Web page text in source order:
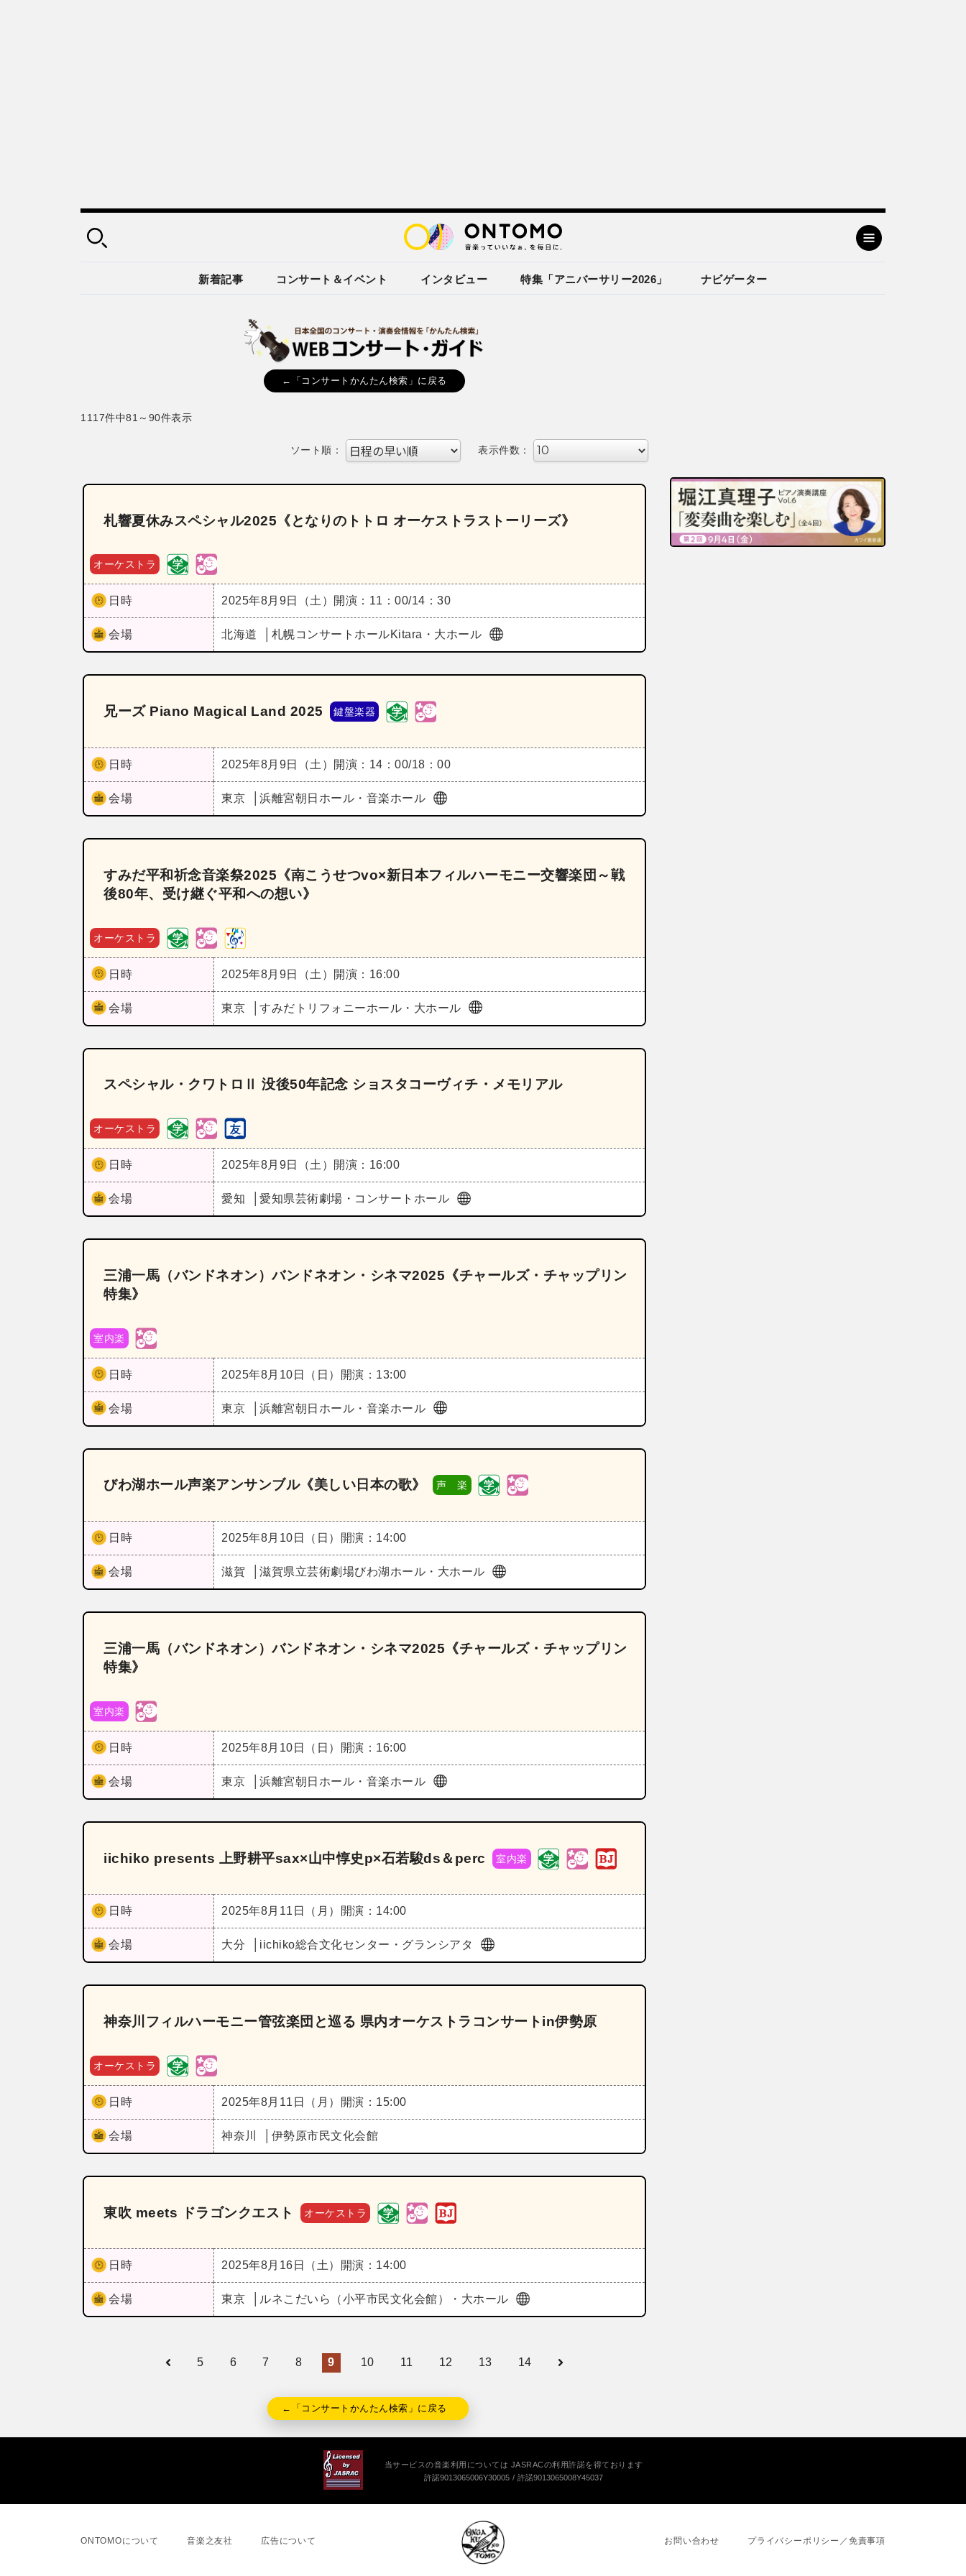
新着記事 コンサート＆イベント インタビュー 特集「アニバーサリー2026」 ナビゲーター
←「コンサートかんたん検索」に戻る
1117件中81～90件表示
ソート順： 表示件数：
札響夏休みスペシャル2025《となりのトトロ オーケストラストーリーズ》
オーケストラ
日時 2025年8月9日（土） 開演：11：00/14：30
会場 北海道 札幌コンサートホールKitara・大ホール
兄ーズ Piano Magical Land 2025 鍵盤楽器
日時 2025年8月9日（土） 開演：14：00/18：00
会場 東京 浜離宮朝日ホール・音楽ホール
すみだ平和祈念音楽祭2025《南こうせつvo×新日本フィルハーモニー交響楽団～戦
後80年、受け継ぐ平和への想い》
オーケストラ
日時 2025年8月9日（土） 開演：16:00
会場 東京 すみだトリフォニーホール・大ホール
スペシャル・クワトロⅡ 没後50年記念 ショスタコーヴィチ・メモリアル
オーケストラ
日時 2025年8月9日（土） 開演：16:00
会場 愛知 愛知県芸術劇場・コンサートホール
三浦一馬（バンドネオン）バンドネオン・シネマ2025《チャールズ・チャップリン
特集》
室内楽
日時 2025年8月10日（日） 開演：13:00
会場 東京 浜離宮朝日ホール・音楽ホール
びわ湖ホール声楽アンサンブル《美しい日本の歌》 声 楽
日時 2025年8月10日（日） 開演：14:00
会場 滋賀 滋賀県立芸術劇場びわ湖ホール・大ホール
三浦一馬（バンドネオン）バンドネオン・シネマ2025《チャールズ・チャップリン
特集》
室内楽
日時 2025年8月10日（日） 開演：16:00
会場 東京 浜離宮朝日ホール・音楽ホール
iichiko presents 上野耕平sax×山中惇史p×石若駿ds＆perc 室内楽
日時 2025年8月11日（月） 開演：14:00
会場 大分 iichiko総合文化センター・グランシアタ
神奈川フィルハーモニー管弦楽団と巡る 県内オーケストラコンサートin伊勢原
オーケストラ
日時 2025年8月11日（月） 開演：15:00
会場 神奈川 伊勢原市民文化会館
東吹 meets ドラゴンクエスト オーケストラ
日時 2025年8月16日（土） 開演：14:00
会場 東京 ルネこだいら（小平市民文化会館）・大ホール
5 6 7 8 9 10 11 12 13 14
←「コンサートかんたん検索」に戻る
当サービスの音楽利用については JASRACの利用許諾を得ております
許諾9013065006Y30005
許諾9013065008Y45037
ONTOMOについて 音楽之友社 広告について お問い合わせ プライバシーポリシー／免責事項